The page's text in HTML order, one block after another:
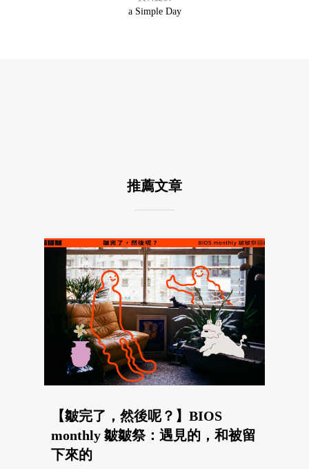
a Simple Day
推薦文章
【皺完了，然後呢？】BIOS
monthly 皺皺祭：遇見的，和被留
下來的